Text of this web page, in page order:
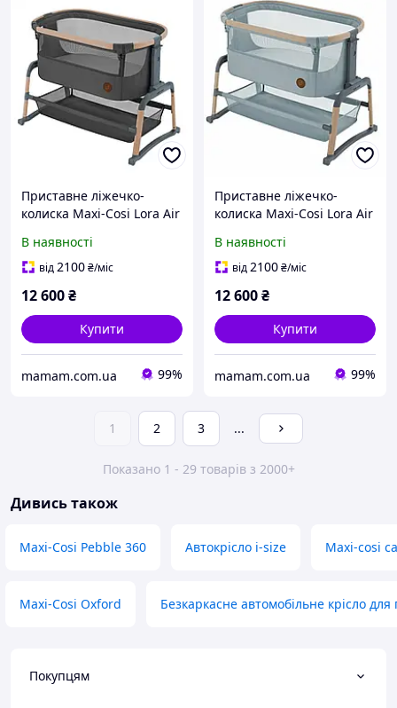
Приставне ліжечко-
колиска Maxi-Cosi Lora Air
В наявності
від2100₴/міс
12 600₴
Купити
mamam.com.ua 99%
Приставне ліжечко-
колиска Maxi-Cosi Lora Air
В наявності
від2100₴/міс
12 600₴
Купити
mamam.com.ua 99%
1 2 3 ...
Показано 1 - 29 товарів з 2000+
Дивись також
Maxi-Cosi Pebble 360 Автокрісло i-size Maxi-cosi
Maxi-Cosi Oxford Безкаркасне автомобільне крісло
Покупцям